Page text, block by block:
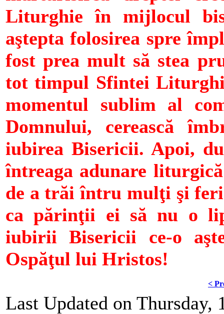
Liturghie în mijlocul
aştepta folosirea spre
fost prea mult să stea
tot timpul Sfintei
momentul sublim al
Domnului, cerească
iubirea Bisericii. Apoi,
întreaga adunare
de a trăi întru mulţi şi
ca părinţii ei să nu o
iubirii Bisericii ce-o
Ospăţul lui Hristos!
<
Last Updated on Thursday,